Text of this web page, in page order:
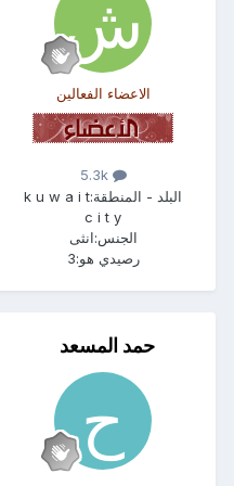
الاعضاء الفعالين
5.3k
البلد - المنطقة:k u w a i t
c i t y
الجنس:انثى
رصيدي هو:3
حمد المسعد